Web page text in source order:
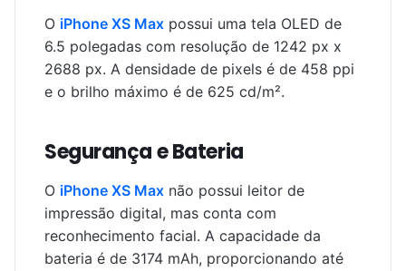
O iPhone XS Max possui uma tela OLED de
6.5 polegadas com resolução de 1242 px x
2688 px. A densidade de pixels é de 458 ppi
e o brilho máximo é de 625 cd/m².
Segurança e Bateria
O iPhone XS Max não possui leitor de
impressão digital, mas conta com
reconhecimento facial. A capacidade da
bateria é de 3174 mAh, proporcionando até